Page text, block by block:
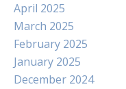
April 2025
March 2025
February 2025
January 2025
December 2024